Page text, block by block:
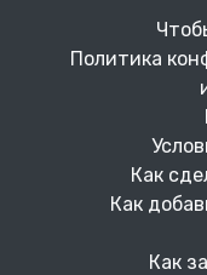
Политика
Как
Как
Как